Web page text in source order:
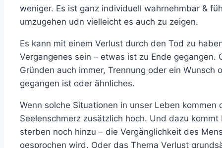
weniger. Es ist ganz individuell wahrnehmbar &
umzugehen udn vielleicht es auch zu zeigen.
Es kann mit einem Verlust durch den Tod zu
Vergangenes sein – etwas ist zu Ende gegangen.
Gründen auch immer, Trennung oder ein Wunsch
gegangen ist oder ähnliches.
Wenn solche Situationen in unser Leben
Seelenschmerz zusätzlich hoch. Und dazu
sterben noch hinzu – die Vergänglichkeit des
gesprochen wird. Oder das Thema Verlust